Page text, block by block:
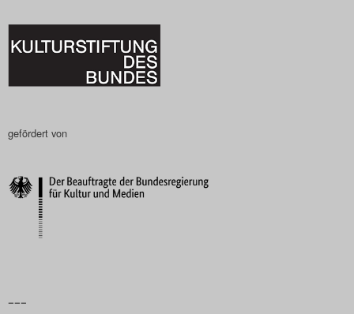
gefördert von
–––